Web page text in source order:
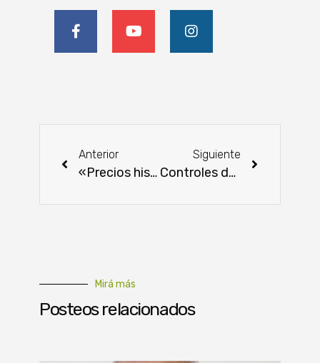
Anterior
«Precios históricos en las ferias ganaderas en agosto»
Siguiente
Controles de pesca fluvial y comercios en Misiones
Mirá más
Posteos relacionados